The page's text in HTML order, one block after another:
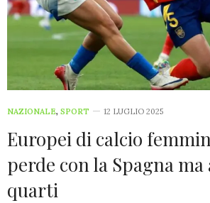
NAZIONALE, SPORT 12 LUGLIO 2025
Europei di calcio
perde con la Spagna ma
quarti